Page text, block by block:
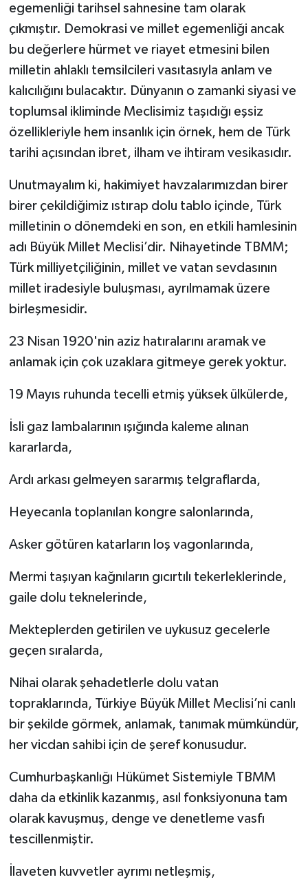
egemenliği tarihsel sahnesine tam olarak
çıkmıştır. Demokrasi ve millet egemenliği ancak
bu değerlere hürmet ve riayet etmesini bilen
milletin ahlaklı temsilcileri vasıtasıyla anlam ve
kalıcılığını bulacaktır. Dünyanın o zamanki siyasi ve
toplumsal ikliminde Meclisimiz taşıdığı eşsiz
özellikleriyle hem insanlık için örnek, hem de Türk
tarihi açısından ibret, ilham ve ihtiram vesikasıdır.
Unutmayalım ki, hakimiyet havzalarımızdan birer
birer çekildiğimiz ıstırap dolu tablo içinde, Türk
milletinin o dönemdeki en son, en etkili hamlesinin
adı Büyük Millet Meclisi’dir. Nihayetinde TBMM;
Türk milliyetçiliğinin, millet ve vatan sevdasının
millet iradesiyle buluşması, ayrılmamak üzere
birleşmesidir.
23 Nisan 1920'nin aziz hatıralarını aramak ve
anlamak için çok uzaklara gitmeye gerek yoktur.
19 Mayıs ruhunda tecelli etmiş yüksek ülkülerde,
İsli gaz lambalarının ışığında kaleme alınan
kararlarda,
Ardı arkası gelmeyen sararmış telgraflarda,
Heyecanla toplanılan kongre salonlarında,
Asker götüren katarların loş vagonlarında,
Mermi taşıyan kağnıların gıcırtılı tekerleklerinde,
gaile dolu teknelerinde,
Mekteplerden getirilen ve uykusuz gecelerle
geçen sıralarda,
Nihai olarak şehadetlerle dolu vatan
topraklarında, Türkiye Büyük Millet Meclisi’ni canlı
bir şekilde görmek, anlamak, tanımak mümkündür,
her vicdan sahibi için de şeref konusudur.
Cumhurbaşkanlığı Hükümet Sistemiyle TBMM
daha da etkinlik kazanmış, asıl fonksiyonuna tam
olarak kavuşmuş, denge ve denetleme vasfı
tescillenmiştir.
İlaveten kuvvetler ayrımı netleşmiş,